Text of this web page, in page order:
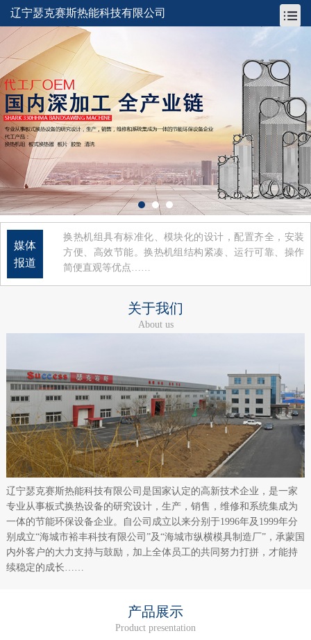
辽宁瑟克赛斯热能科技有限公司
媒体
报道
换热机组具有标准化、模块化的设计，配置齐全，安装
方便、高效节能。换热机组结构紧凑、运行可靠、操作
简便直观等优点……
关于我们
About us
辽宁瑟克赛斯热能科技有限公司是国家认定的高新技术企业，是一家
专业从事板式换热设备的研究设计，生产，销售，维修和系统集成为
一体的节能环保设备企业。自公司成立以来分别于1996年及1999年分
别成立“海城市裕丰科技有限公司”及“海城市纵横模具制造厂”，承蒙国
内外客户的大力支持与鼓励，加上全体员工的共同努力打拼，才能持
续稳定的成长……
产品展示
Product presentation